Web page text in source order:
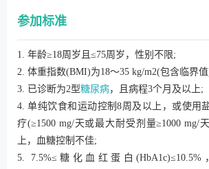
参加标准
1. 年龄≥18周岁且≤75周岁，性别不限;
2. 体重指数(BMI)为18～35 kg/m2(包含临界
3. 已诊断为2型糖尿病，且病程3个月及以上;
4. 单纯饮食和运动控制8周及以上，或使用
疗(≥1500 mg/天或最大耐受剂量≥1000 mg/
上，血糖控制不佳;
5. 7.5%≤糖化血红蛋白